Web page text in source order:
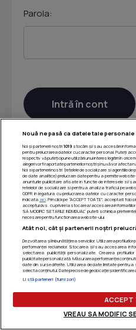
Parola:
Termeni si conditii|Politica
de utilizare cookie-uri|
Nouă ne pasă ca datele tale
Noi și partenerii noștri 1019stocăm și/sau accesăm
pentru prelucrarea datelor cu caracter personal. Puteți
respectiv vă puteți opune utilizării unui interes legitim în
alegeri vor fi raportate partenerilor noștri și nu vă vor afecta
Noi si partenerii nostri (retelele de socializare si agentiile
de date analitice) prelucram date pentru a permite
anunturile publicitare afisate in functie de interesele si/
retelelor de socializare si pentru a analiza traficul pe
GDPR in legatura cu prelucrarea datelor cu caracter
indicata aici. Prin click pe “ACCEPT TOATE”, acceptati
acceptul dvs. cu privire la stocarea/accesarea informatiilor
SA MODIFIC SETARILE INDIVIDUAL” puteti schimba
necesare pentru functionarea website-ului.
Atât noi, cât și partenerii noștri
Dezvoltarea și îmbunătățirea serviciilor. Utilizarea
performanței reclamelor. Stocarea și/sau accesarea
selectarea publicității personalizate. Crearea
publicitate personalizată. Măsurarea performanței
date din surse diferite. Utilizarea de date limitate pentru
selecta conținutul. Date precise de geolocație și
Listă parteneri (furnizori)
ACCEPT
VREAU SA MODIFIC